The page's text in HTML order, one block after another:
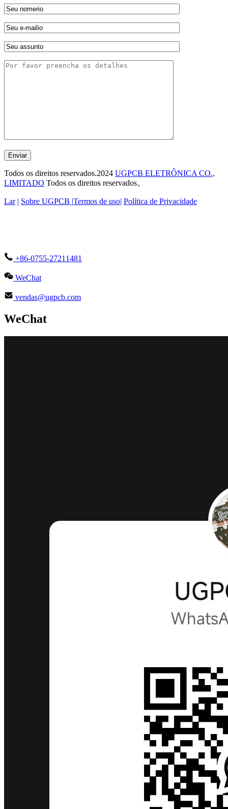
Enviar
Todos os direitos reservados.2024 UGPCB ELETRÔNICA CO.,
LIMITADO Todos os direitos reservados。
Lar | Sobre UGPCB |Termos de uso| Política de Privacidade
+86-0755-27211481
WeChat
vendas@ugpcb.com
WeChat